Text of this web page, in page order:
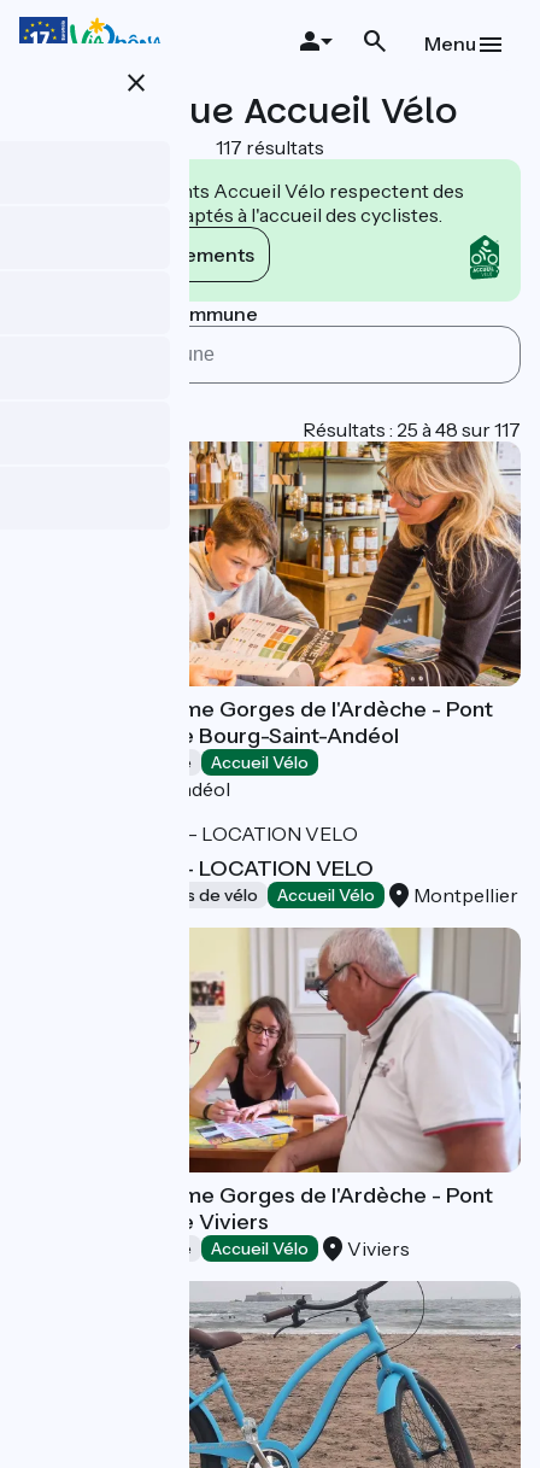
Aller
close
Menu
Pratique Accueil Vélo
117 résultats
Les établissements Accueil Vélo respectent des
engagements adaptés à l'accueil des cyclistes.
Voir les engagements
Rechercher par commune
Résultats : 25 à 48 sur 117
Office de Tourisme Gorges de l'Ardèche - Pont
d'Arc - Bureau de Bourg-Saint-Andéol
Offices de Tourisme Accueil Vélo
Bourg-Saint-Andéol
EBIKEPREMIUM - LOCATION VELO
Loueurs/réparateurs de vélo Accueil Vélo Montpellier
Office de Tourisme Gorges de l'Ardèche - Pont
d'Arc - Bureau de Viviers
Offices de Tourisme Accueil Vélo Viviers